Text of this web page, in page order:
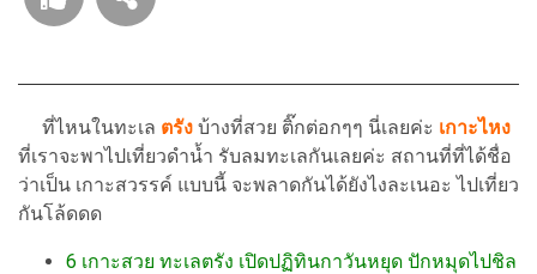
ที่ไหนในทะเล ตรัง บ้างที่สวย ติ๊กต่อกๆๆ นี่เลยค่ะ เกาะไหง
ที่เราจะพาไปเที่ยวดำน้ำ รับลมทะเลกันเลยค่ะ สถานที่ที่ได้ชื่อ
ว่าเป็น เกาะสวรรค์ แบบนี้ จะพลาดกันได้ยังไงละเนอะ ไปเที่ยว
กันโล้ดดด
6 เกาะสวย ทะเลตรัง เปิดปฏิทินกาวันหยุด ปักหมุดไปชิล